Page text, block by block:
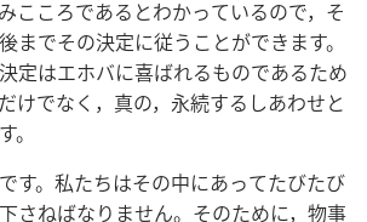
こころであるとわかっているので，そ
までその決定に従うことができます。
定はエホバに喜ばれるものであるため
けでなく，真の，永続するしあわせと
。
す。私たちはその中にあってたびたび
さねばなりません。そのために，物事